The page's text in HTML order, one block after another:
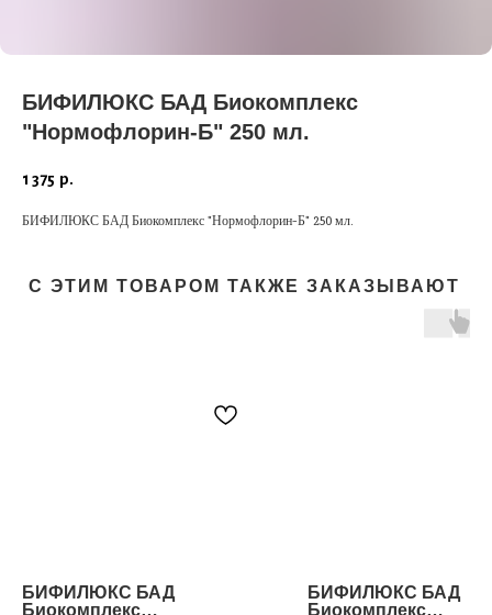
БИФИЛЮКС БАД Биокомплекс
"Нормофлорин-Б" 250 мл.
1 375 р.
БИФИЛЮКС БАД Биокомплекс "Нормофлорин-Б" 250 мл.
С ЭТИМ ТОВАРОМ ТАКЖЕ ЗАКАЗЫВАЮТ
БИФИЛЮКС БАД
Биокомплекс
БИФИЛЮКС БАД
Биокомплекс